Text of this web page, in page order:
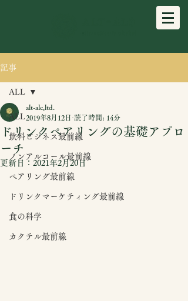
記事
ALL
飲料ビジネス最前線
ノンアルコール最前線
ペアリング最前線
ドリンクマーケティング最前線
食の科学
カクテル最前線
ALL
ドリンクペアリングの基礎アプロ
ーチ
alt-alc,ltd.
2019年8月12日 読了時間: 14分
更新日： 2021年2月20日